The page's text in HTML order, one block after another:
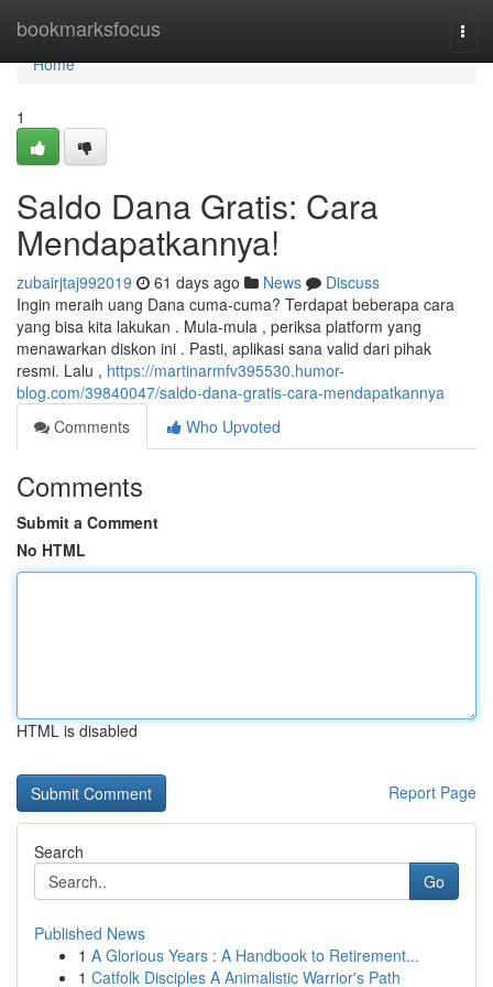
bookmarksfocus
Home
Home
1
Saldo Dana Gratis: Cara
Mendapatkannya!
zubairjtaj992019 61 days ago News
Discuss
Ingin meraih uang Dana cuma-cuma? Terdapat beberapa cara
yang bisa kita lakukan . Mula-mula , periksa platform yang
menawarkan diskon ini . Pasti, aplikasi sana valid dari pihak
resmi. Lalu , https://martinarmfv395530.humor-
blog.com/39840047/saldo-dana-gratis-cara-mendapatkannya
Comments
Who Upvoted
Comments
Submit a Comment
No HTML
HTML is disabled
Report Page
Search
Go
Published News
1 A Glorious Years : A Handbook to Retirement...
1 Catfolk Disciples A Animalistic Warrior's Path